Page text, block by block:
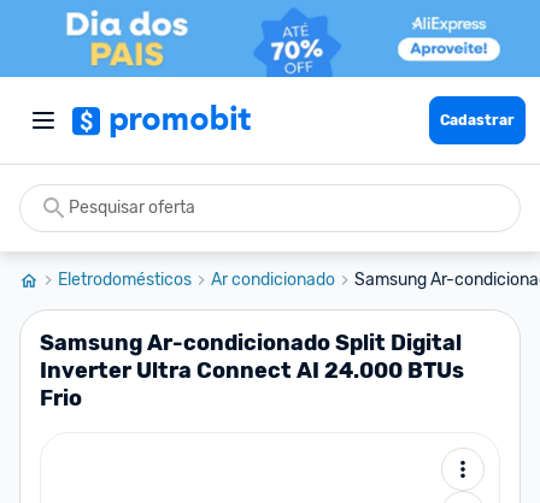
Cadastrar
Eletrodomésticos Ar condicionado Samsung Ar-
Samsung Ar-condicionado Split Digital
Inverter Ultra Connect AI 24.000 BTUs
Frio